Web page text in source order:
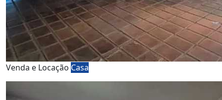
Venda e Locação Casa